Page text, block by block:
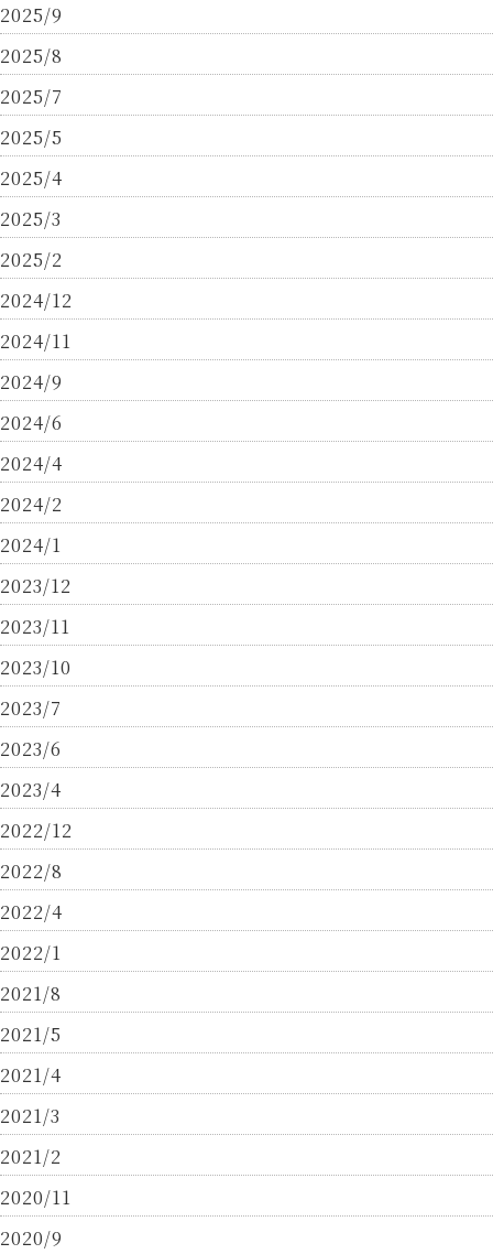
2025/9
2025/8
2025/7
2025/5
2025/4
2025/3
2025/2
2024/12
2024/11
2024/9
2024/6
2024/4
2024/2
2024/1
2023/12
2023/11
2023/10
2023/7
2023/6
2023/4
2022/12
2022/8
2022/4
2022/1
2021/8
2021/5
2021/4
2021/3
2021/2
2020/11
2020/9